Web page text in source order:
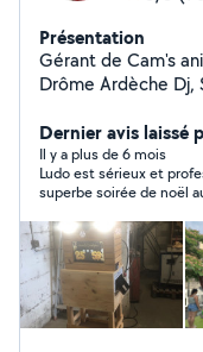
Présentation
Gérant de Cam's
Drôme Ardèche Dj,
Dernier avis laissé
Il y a plus de 6 mois
Ludo est sérieux et
superbe soirée de noël